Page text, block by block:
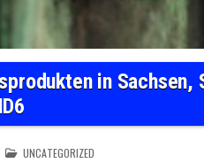
in Sachsen,
VERTRIEBLER:IN (M/W/X) VON COACHING-
POSTED IN
UNCATEGORIZED